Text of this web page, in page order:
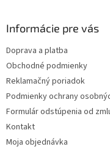
Informácie pre vás
Doprava a platba
Obchodné podmienky
Reklamačný poriadok
Podmienky ochrany
Formulár odstúpenia od
Kontakt
Moja objednávka